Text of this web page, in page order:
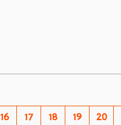
16 17 18 19 20